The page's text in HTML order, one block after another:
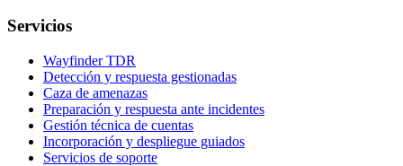
Servicios
Wayfinder TDR
Detección y respuesta gestionadas
Caza de amenazas
Preparación y respuesta ante incidentes
Gestión técnica de cuentas
Incorporación y despliegue guiados
Servicios de soporte